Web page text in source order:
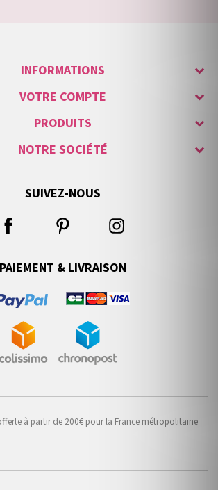
INFORMATIONS
VOTRE COMPTE
PRODUITS
NOTRE SOCIÉTÉ
SUIVEZ-NOUS
PAIEMENT & LIVRAISON
à partir de 200€ pour la France métropolitaine